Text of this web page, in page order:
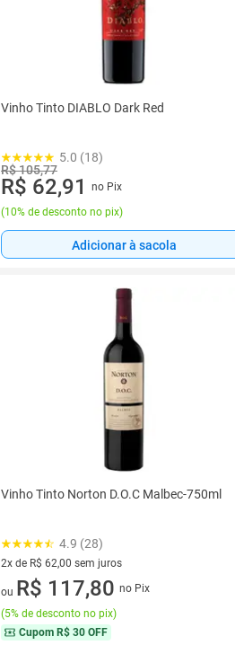
Vinho Tinto DIABLO Dark Red
5.0 (18)
R$ 105,77
R$ 62,91
no Pix
(10% de desconto no pix)
Adicionar à sacola
Vinho Tinto Norton D.O.C Malbec-750ml
4.9 (28)
2x de R$ 62,00 sem juros
2 vez de R$ 62,00 sem juros
ou R$ 117,80 no Pix
(5% de desconto no pix)
Cupom R$ 30 OFF